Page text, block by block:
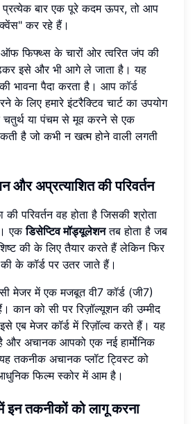
प्रत्येक बार एक पूरे कदम ऊपर, तो आप
कर रहे हैं।
फिफ्थ्स के चारों ओर त्वरित जंप की
इसे और भी आगे ले जाता है। यह
भावना पैदा करता है। आपकॉर्ड
के लिए हमारे इंटरैक्टिव चार्ट का उपयोग
या पंचम से मूव करने से एक
है जो कभी न खत्म होने वाली लगती
और अप्रत्याशित की परिवर्तन
परिवर्तन वह होता है जिसकी श्रोता
एकडिसेप्टिव मॉड्यूलेशनतब होता है जब
की के लिए तैयार करते हैं लेकिन फिर
के कॉर्ड पर उतर जाते हैं।
मेजर में एक मजबूत वी7 कॉर्ड (जी7)
कान को सी पर रिज़ॉल्यूशन की उम्मीद
एब मेजर कॉर्ड में रिज़ॉल्व करते हैं। यह
और अचानक आपको एक नई हार्मोनिक
तकनीक अचानक प्लॉट ट्विस्ट को
फिल्म स्कोर में आम है।
इन तकनीकों को लागू करना